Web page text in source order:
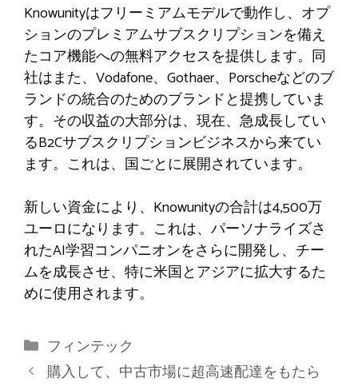
Knowunityはフリーミアムモデルで動作し、オプ
ションのプレミアムサブスクリプションを備え
たコア機能への無料アクセスを提供します。同
社はまた、Vodafone、Gothaer、Porscheなどのブ
ランドの統合のためのブランドと提携していま
す。その収益の大部分は、現在、急成長してい
るB2Cサブスクリプションビジネスから来てい
ます。これは、国ごとに展開されています。
新しい資金により、Knowunityの合計は4,500万
ユーロになります。これは、パーソナライズさ
れたAI学習コンパニオンをさらに開発し、チー
ムを成長させ、特に米国とアジアに拡大するた
めに使用されます。
カ
テ
フィンテック
購入して、中古市場に超高速配達をもたら